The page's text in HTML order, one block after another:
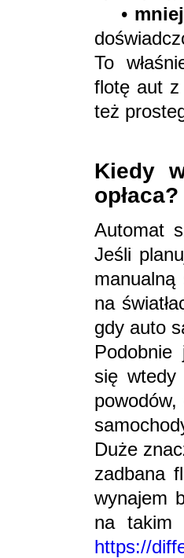
•
To
flotę aut z
też
Kiedy
opłaca?
Automat
Jeśli
na
gdy auto
Podobnie
się wtedy
Duże
zadbana
wynajem
na takim
https://